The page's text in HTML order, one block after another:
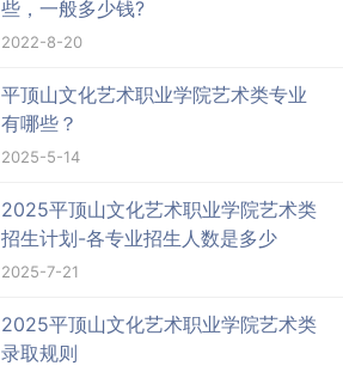
些，一般多少钱?
2022-8-20
平顶山文化艺术职业学院艺术类专业
有哪些？
2025-5-14
2025平顶山文化艺术职业学院艺术类
招生计划-各专业招生人数是多少
2025-7-21
2025平顶山文化艺术职业学院艺术类
录取规则